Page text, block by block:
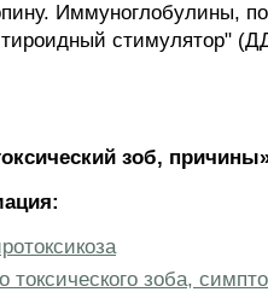
стимулятор"
зоб,
токсического зоба,